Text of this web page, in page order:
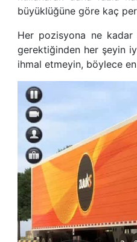
büyüklüğüne göre kaç
Her pozisyona ne
gerektiğinden her şeyin
ihmal etmeyin, böylece